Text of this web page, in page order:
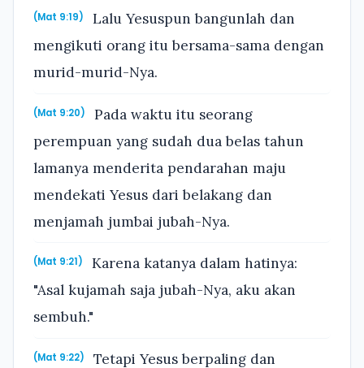
(Mat 9:19)
Lalu Yesuspun bangunlah dan
mengikuti orang itu bersama-sama dengan
murid-murid-Nya.
(Mat 9:20)
Pada waktu itu seorang
perempuan yang sudah dua belas tahun
lamanya menderita pendarahan maju
mendekati Yesus dari belakang dan
menjamah jumbai jubah-Nya.
(Mat 9:21)
Karena katanya dalam hatinya:
"Asal kujamah saja jubah-Nya, aku akan
sembuh."
(Mat 9:22)
Tetapi Yesus berpaling dan